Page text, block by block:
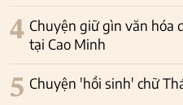
4 Chuyện giữ gìn văn hóa
tại Cao Minh
5 Chuyện 'hồi sinh' chữ